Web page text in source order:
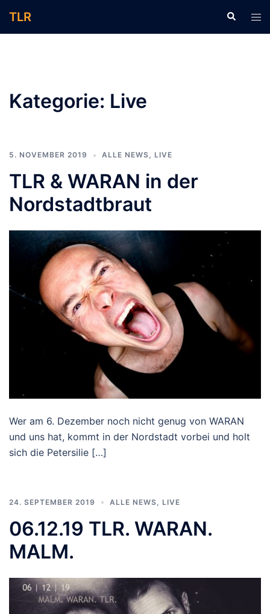
Inhalt
TLR Suche
Kategorie: Live
5. NOVEMBER 2019 ALLE NEWS, LIVE
TLR & WARAN in der
Nordstadtbraut
Wer am 6. Dezember noch nicht genug von WARAN
und uns hat, kommt in der Nordstadt vorbei und holt
sich die Petersilie […]
24. SEPTEMBER 2019 ALLE NEWS LIVE
06.12.19 TLR. WARAN.
MALM.